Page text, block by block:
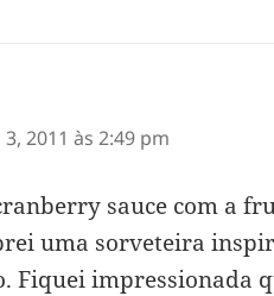
2011 às 2:49 pm
sauce com a
uma sorveteira
Fiquei impressionada